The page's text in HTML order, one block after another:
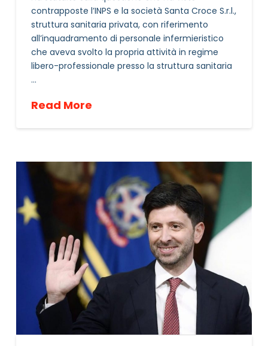
contrapposte l’INPS e la società Santa Croce S.r.l.,
struttura sanitaria privata, con riferimento
all’inquadramento di personale infermieristico
che aveva svolto la propria attività in regime
libero-professionale presso la struttura sanitaria
…
Read More